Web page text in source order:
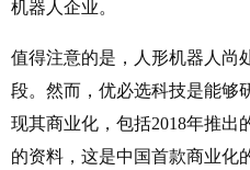
机器人企业。
值得注意的是，人形机器人尚
段。然而，优必选科技是能够
现其商业化，包括2018年推出
的资料，这是中国首款商业化